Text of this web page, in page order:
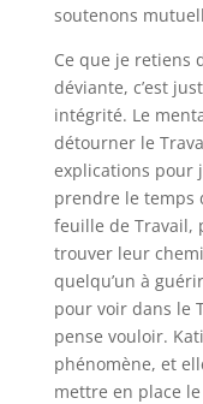
soutenons
Ce que je retiens
déviante, c’est
intégrité. Le
détourner le
explications pour
prendre le temps
feuille de Travail,
trouver leur
quelqu’un à
pour voir dans le
pense vouloir.
phénomène, et
mettre en place